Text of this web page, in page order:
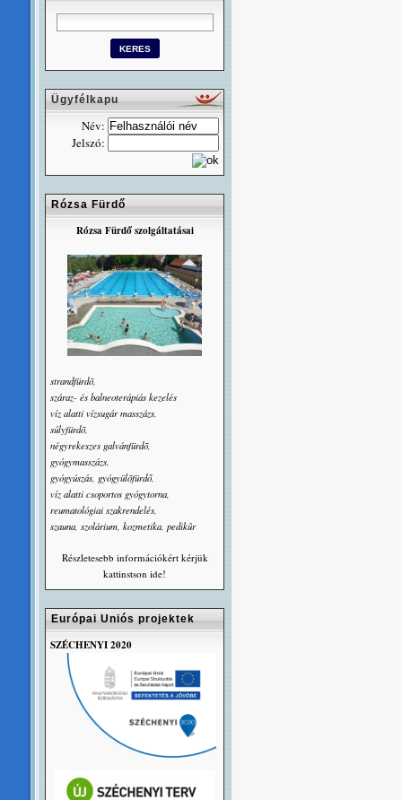
Ügyfélkapu
Név:
Jelszó:
Rózsa Fürdő
Rózsa Fürdő szolgáltatásai
strandfürdõ,
száraz- és balneoterápiás kezelés
víz alatti vízsugár masszázs,
súlyfürdõ,
négyrekeszes galvánfürdõ,
gyógymasszázs,
gyógyúszás, gyógyülõfürdő,
víz alatti csoportos gyógytorna,
reumatológiai szakrendelés,
szauna, szolárium, kozmetika, pedikûr
Részletesebb információkért kérjük
kattinstson ide!
Európai Uniós projektek
SZÉCHENYI 2020